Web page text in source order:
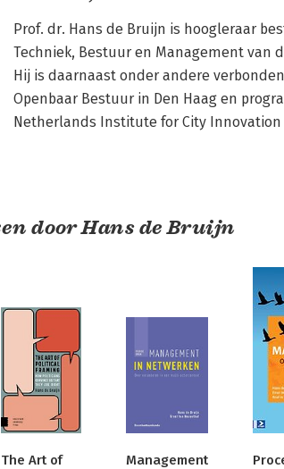
Prof. dr. Hans de Bruijn is hoogleraar
Techniek, Bestuur en Management van
Hij is daarnaast onder andere
Openbaar Bestuur in Den Haag en
Netherlands Institute for City Innovation
door Hans de Bruijn
The Art of
Management